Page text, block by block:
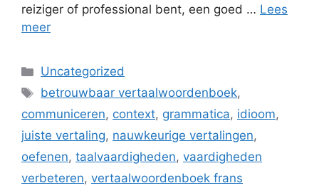
reiziger of professional bent, een goed … Lees
meer
Categorieën
Uncategorized
Tags
betrouwbaar vertaalwoordenboek,
communiceren, context, grammatica, idioom,
juiste vertaling, nauwkeurige vertalingen,
oefenen, taalvaardigheden, vaardigheden
verbeteren, vertaalwoordenboek frans